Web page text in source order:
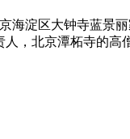
京海淀区大钟寺
人，北京潭柘寺